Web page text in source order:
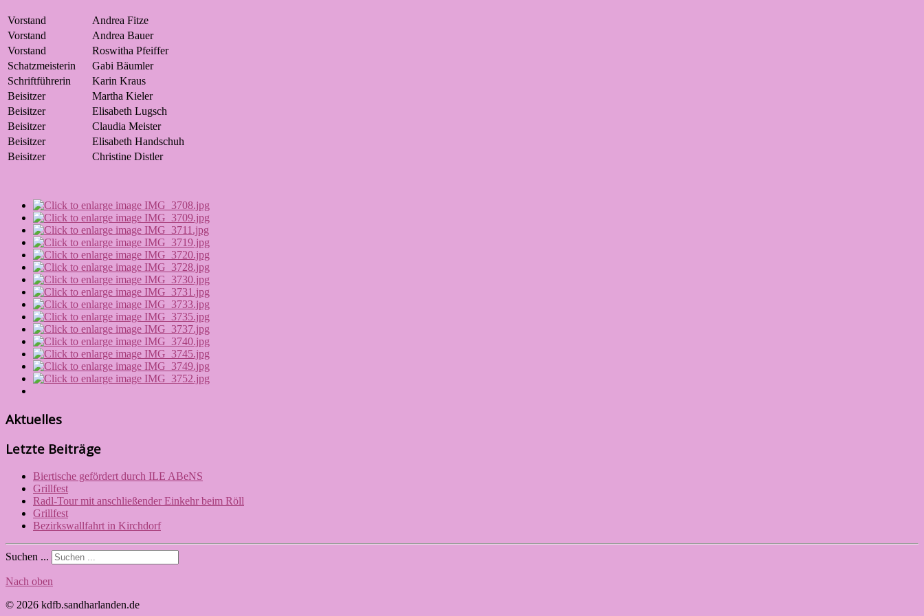
Vorstand
Andrea Fitze
Vorstand
Andrea Bauer
Vorstand
Roswitha Pfeiffer
Schatzmeisterin
Gabi Bäumler
Schriftführerin
Karin Kraus
Beisitzer
Martha Kieler
Beisitzer
Elisabeth Lugsch
Beisitzer
Claudia Meister
Beisitzer
Elisabeth Handschuh
Beisitzer
Christine Distler
Aktuelles
Letzte Beiträge
Biertische gefördert durch ILE ABeNS
Grillfest
Radl-Tour mit anschließender Einkehr beim Röll
Grillfest
Bezirkswallfahrt in Kirchdorf
Suchen ...
Nach oben
© 2026 kdfb.sandharlanden.de